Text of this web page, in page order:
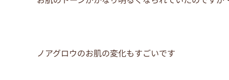
ノアグロウのお肌の変化もすごいです